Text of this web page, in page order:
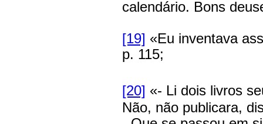
calendário. Bons
[19] «Eu inventava
p. 115;
[20] «- Li dois livros
Não, não publicara,